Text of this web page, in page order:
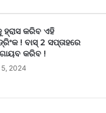
ହ୍ରାସ କରିବ ଏହି
! ବାସ୍ 2 ସପ୍ତାହରେ
କରିବ !
2024